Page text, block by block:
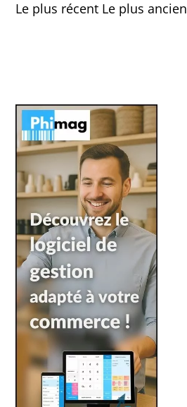
Le plus récent Le plus ancien